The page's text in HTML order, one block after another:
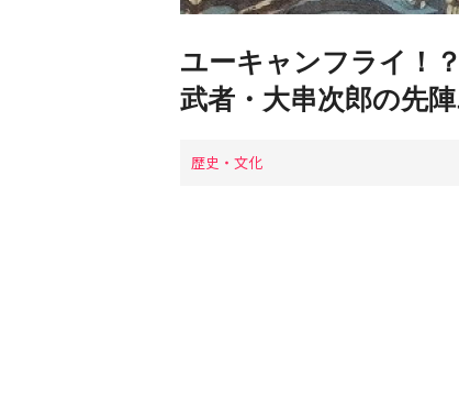
ユーキャンフライ！
武者・大串次郎の先
歴史・文化